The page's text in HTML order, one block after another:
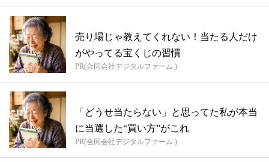
売り場じゃ教えてくれない！当たる人だけ
がやってる宝くじの習慣
PR(合同会社デジタルファーム )
「どうせ当たらない」と思ってた私が本当
に当選した“買い方”がこれ
PR(合同会社デジタルファーム )